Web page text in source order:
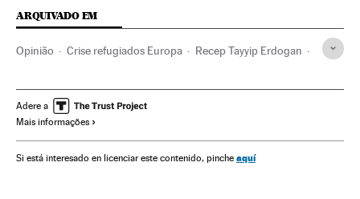
ARQUIVADO EM
Opinião Crise refugiados Europa Recep Tayyip Erdogan
Guerra civil Crise humanitária
Política migração
Europa Sul Conflitos políticos Migração
Adere a
Mais informações
Si está interesado en licenciar este contenido, pinche aquí